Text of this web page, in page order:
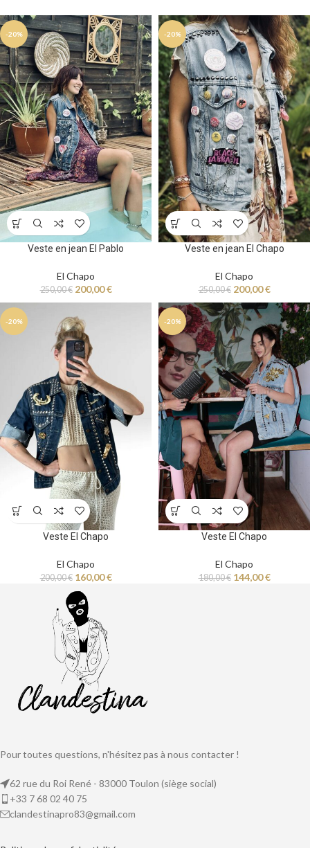
-20%
Veste en jean El Pablo
El Chapo
250,00€ 200,00€
-20%
Veste en jean El Chapo
El Chapo
250,00€ 200,00€
-20%
Veste El Chapo
El Chapo
200,00€ 160,00€
-20%
Veste El Chapo
El Chapo
180,00€ 144,00€
Pour toutes questions, n'hésitez pas à nous contacter !
62 rue du Roi René - 83000 Toulon (siège social)
+33 7 68 02 40 75
clandestinapro83@gmail.com